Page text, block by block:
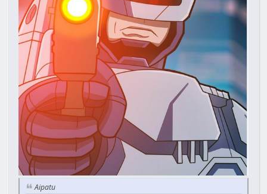
Aipatu